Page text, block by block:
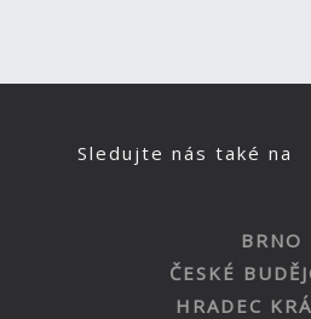
Sledujte nás také na
BRNO
ČESKÉ
HRADEC